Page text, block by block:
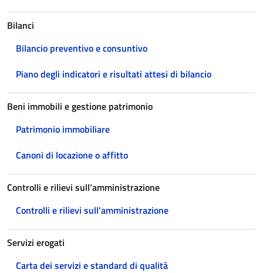
Bilanci
Bilancio preventivo e consuntivo
Piano degli indicatori e risultati attesi di bilancio
Beni immobili e gestione patrimonio
Patrimonio immobiliare
Canoni di locazione o affitto
Controlli e rilievi sull’amministrazione
Controlli e rilievi sull’amministrazione
Servizi erogati
Carta dei servizi e standard di qualità